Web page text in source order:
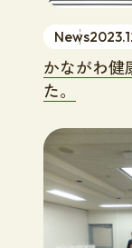
News
かながわ健
た。